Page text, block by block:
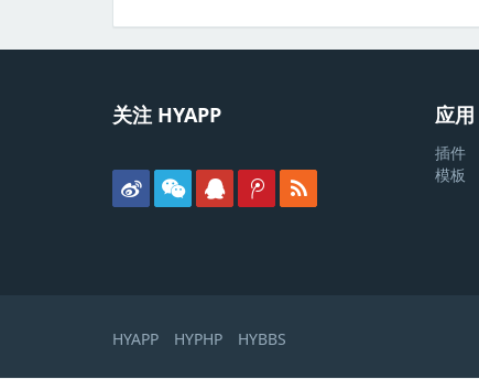
关注 HYAPP 应用
插件
模板
HYAPP HYPHP HYBBS